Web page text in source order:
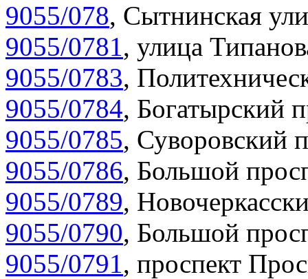
9055/078, Сытнинская
9055/0781, улица
9055/0783,
9055/0784, Богатырский
9055/0785, Суворовский
9055/0786, Большой
9055/0789,
9055/0790, Большой
9055/0791, проспект